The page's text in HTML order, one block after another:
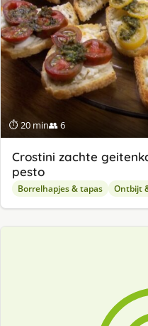
⏱ 20 min👥 6
Crostini zachte
pesto
Borrelhapjes & tapas Ontbijt